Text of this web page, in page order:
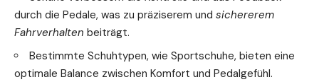
durch die Pedale, was zu präziserem und sichererem
Fahrverhalten beiträgt.
Bestimmte Schuhtypen, wie Sportschuhe, bieten eine
optimale Balance zwischen Komfort und Pedalgefühl.